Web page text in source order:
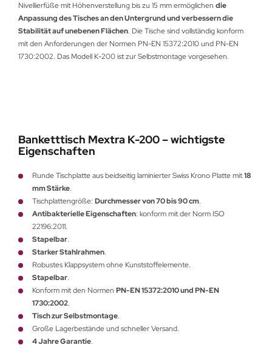
Nivellierfüße mit Höhenverstellung bis zu 15 mm ermöglichen die
Anpassung des Tisches an den Untergrund und verbessern die
Stabilität auf unebenen Flächen. Die Tische sind vollständig konform
mit den Anforderungen der Normen PN-EN 15372:2010 und PN-EN
1730:2002. Das Modell K-200 ist zur Selbstmontage vorgesehen.
Banketttisch Mextra K-200 – wichtigste
Eigenschaften
Runde Tischplatte aus beidseitig laminierter Swiss Krono Platte mit18
mm Stärke.
Tischplattengröße: Durchmesser von 70 bis 90 cm.
Antibakterielle Eigenschaften: konform mit der Norm ISO
22196:2011.
Stapelbar.
Starker Stahlrahmen.
Robustes Klappsystem ohne Kunststoffelemente.
Stapelbar.
Konform mit den Normen PN-EN 15372:2010 und PN-EN
1730:2002.
Tisch zur Selbstmontage.
Große Lagerbestände und schneller Versand.
4 Jahre Garantie.